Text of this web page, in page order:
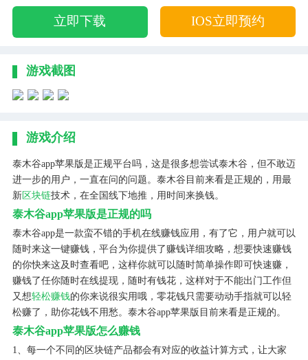
立即下载 IOS立即预约
游戏截图
游戏介绍
泰木谷app苹果版是正规平台吗，这是很多想尝试泰木谷，但不敢迈
进一步的用户，一直在问的问题。泰木谷目前来看是正规的，用最
新区块链技术，在全国线下地推，用时间来换钱。
泰木谷app苹果版是正规的吗
泰木谷app是一款蛮不错的手机在线赚钱应用，有了它，用户就可以
随时来这一键赚钱，平台为你提供了赚钱详细攻略，想要快速赚钱
的你快来这及时查看吧，这样你就可以随时简单操作即可快速赚，
赚钱了任你随时在线提现，随时有钱花，这样对于不能出门工作但
又想轻松赚钱的你来说很实用哦，零花钱只需要动动手指就可以轻
松赚了，助你花钱不用愁。泰木谷app苹果版目前来看是正规的。
泰木谷app苹果版怎么赚钱
1、每一个不同的区块链产品都会有对应的收益计算方式，让大家